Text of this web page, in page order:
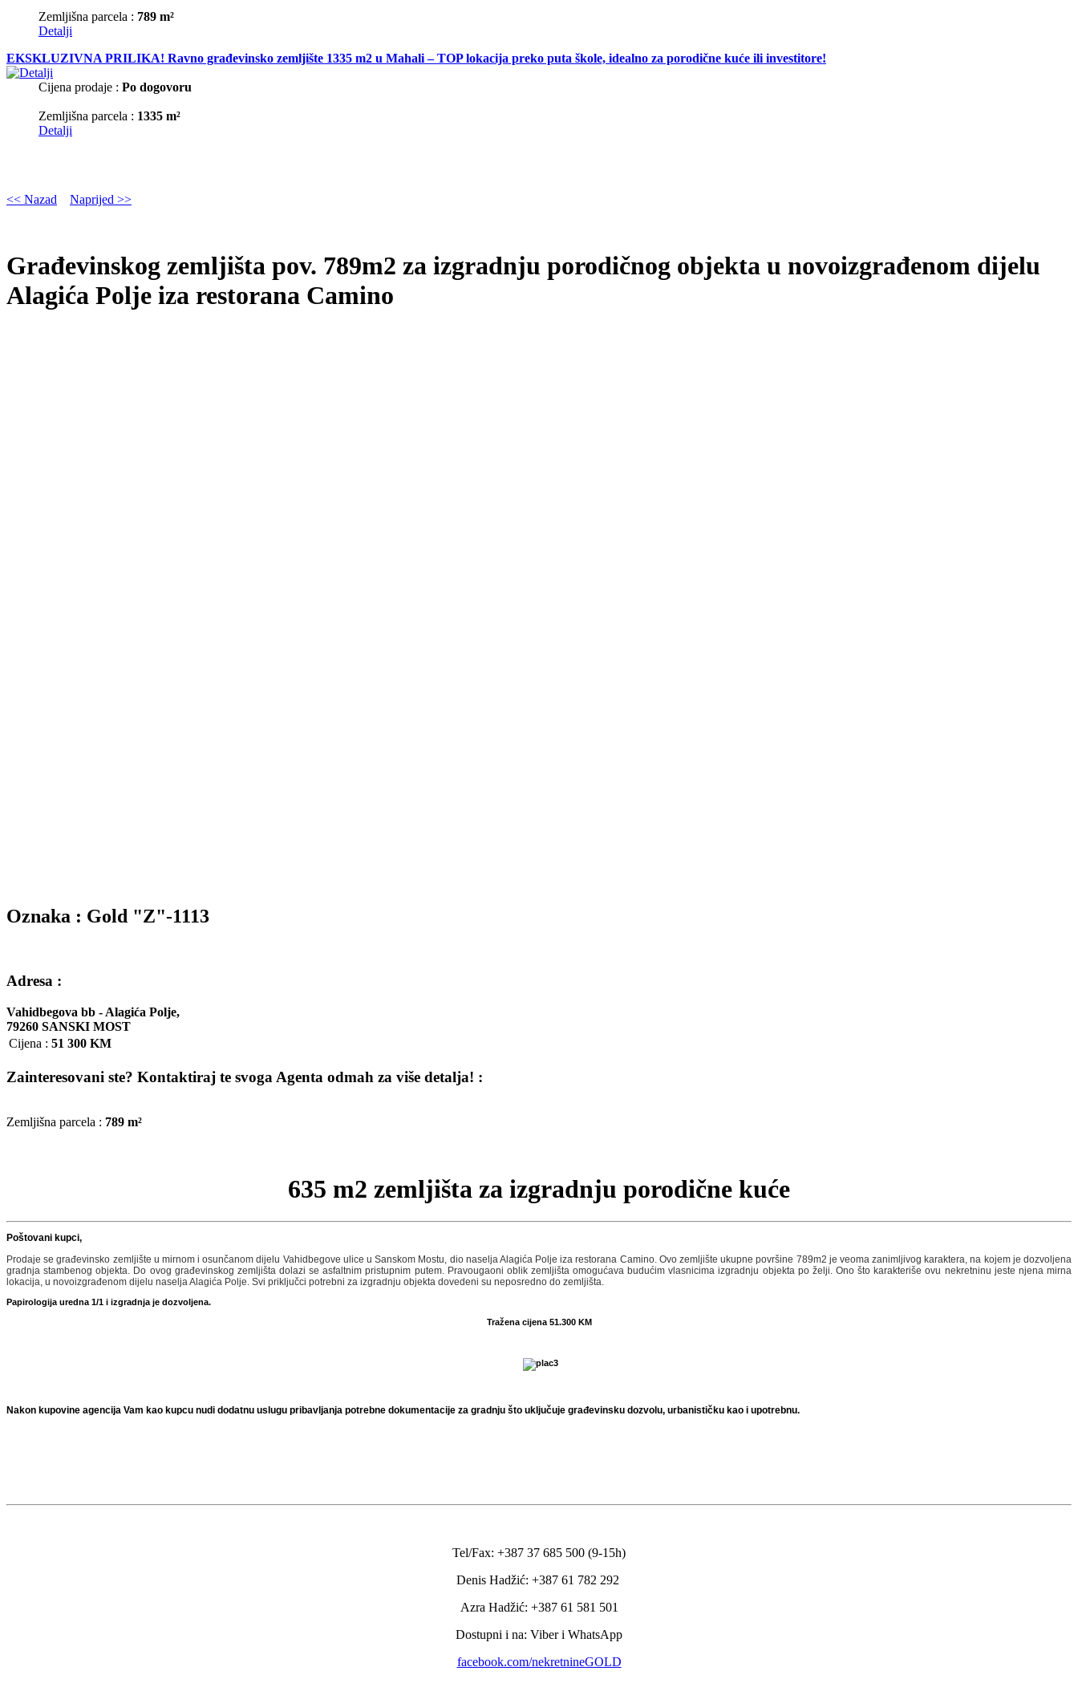
Zemljišna parcela : 789 m²
Detalji
EKSKLUZIVNA PRILIKA! Ravno građevinsko zemljište 1335 m2 u Mahali – TOP lokacija preko puta škole, idealno za porodične kuće ili investitore!
Cijena prodaje : Po dogovoru
Zemljišna parcela : 1335 m²
Detalji
<< Nazad Naprijed >>
Građevinskog zemljišta pov. 789m2 za izgradnju porodičnog objekta u novoizgrađenom dijelu
Alagića Polje iza restorana Camino
Oznaka : Gold "Z"-1113
Adresa :
Vahidbegova bb - Alagića Polje,
79260 SANSKI MOST
Cijena : 51 300 KM
Zainteresovani ste? Kontaktiraj te svoga Agenta odmah za više detalja! :
Zemljišna parcela : 789 m²
635 m2 zemljišta za izgradnju porodične kuće
Poštovani kupci,
Prodaje se građevinsko zemljište u mirnom i osunčanom dijelu Vahidbegove ulice u Sanskom Mostu, dio naselja Alagića Polje iza restorana Camino. Ovo zemljište ukupne površine 789m2 je veoma zanimljivog karaktera, na kojem je dozvoljena
gradnja stambenog objekta. Do ovog građevinskog zemljišta dolazi se asfaltnim pristupnim putem. Pravougaoni oblik zemljišta omogućava budućim vlasnicima izgradnju objekta po želji. Ono što karakteriše ovu nekretninu jeste njena mirna
lokacija, u novoizgrađenom dijelu naselja Alagića Polje. Svi priključci potrebni za izgradnju objekta dovedeni su neposredno do zemljišta.
Papirologija uredna 1/1 i izgradnja je dozvoljena.
Tražena cijena 51.300 KM
Nakon kupovine agencija Vam kao kupcu nudi dodatnu uslugu pribavljanja potrebne dokumentacije za gradnju što uključuje građevinsku dozvolu, urbanističku kao i upotrebnu.
Tel/Fax: +387 37 685 500 (9-15h)
Denis Hadžić: +387 61 782 292
Azra Hadžić: +387 61 581 501
Dostupni i na: Viber i WhatsApp
facebook.com/nekretnineGOLD